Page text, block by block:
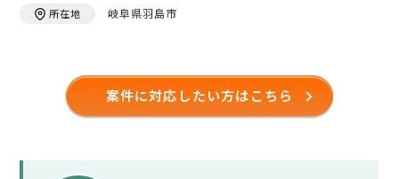
所在地 岐阜県羽島市
案件に対応したい方はこちら